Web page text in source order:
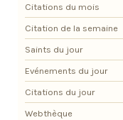
Citations du mois
Citation de la semaine
Saints du jour
Evénements du jour
Citations du jour
Webthèque